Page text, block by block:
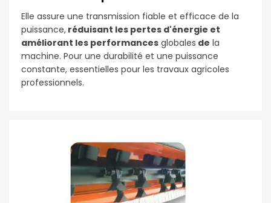
Elle assure une transmission fiable et efficace de la
puissance, réduisant les pertes d'énergie et
améliorant les performances globales de la
machine. Pour une durabilité et une puissance
constante, essentielles pour les travaux agricoles
professionnels.